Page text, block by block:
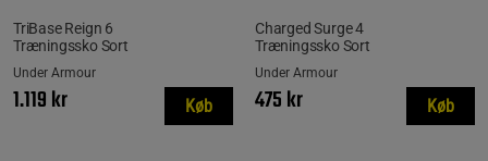
TriBase Reign 6
Træningssko Sort
Under Armour
1.119 kr Køb
Charged Surge 4
Træningssko Sort
Under Armour
475 kr Køb